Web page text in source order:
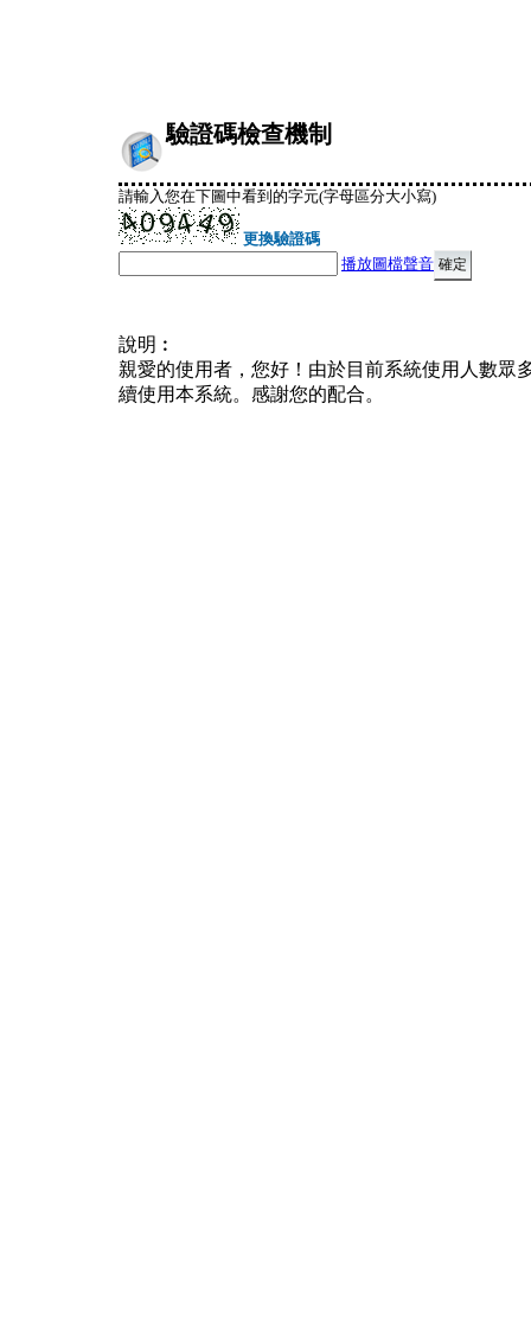
驗證碼檢查機制
請輸入您在下圖中看到的字元(字母區分大小寫)
更換驗證碼
播放圖檔聲音
說明︰
親愛的使用者，您好！由於目前系統使用人數眾
續使用本系統。感謝您的配合。